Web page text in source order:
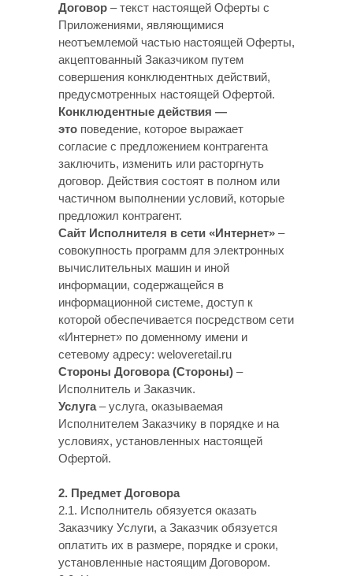
Договор – текст настоящей Оферты с
Приложениями, являющимися
неотъемлемой частью настоящей Оферты,
акцептованный Заказчиком путем
совершения конклюдентных действий,
предусмотренных настоящей Офертой.
Конклюдентные действия —
это поведение, которое выражает
согласие с предложением контрагента
заключить, изменить или расторгнуть
договор. Действия состоят в полном или
частичном выполнении условий, которые
предложил контрагент.
Сайт Исполнителя в сети «Интернет» –
совокупность программ для электронных
вычислительных машин и иной
информации, содержащейся в
информационной системе, доступ к
которой обеспечивается посредством сети
«Интернет» по доменному имени и
сетевому адресу: weloveretail.ru
Стороны Договора (Стороны) –
Исполнитель и Заказчик.
Услуга– услуга, оказываемая
Исполнителем Заказчику в порядке и на
условиях, установленных настоящей
Офертой.
2. Предмет Договора
2.1. Исполнитель обязуется оказать
Заказчику Услуги, а Заказчик обязуется
оплатить их в размере, порядке и сроки,
установленные настоящим Договором.